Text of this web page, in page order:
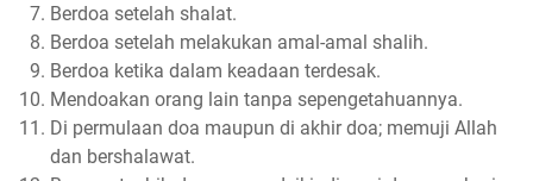
Berdoa setelah shalat.
Berdoa setelah melakukan amal-amal shalih.
Berdoa ketika dalam keadaan terdesak.
Mendoakan orang lain tanpa sepengetahuannya.
Di permulaan doa maupun di akhir doa; memuji Allah
dan bershalawat.